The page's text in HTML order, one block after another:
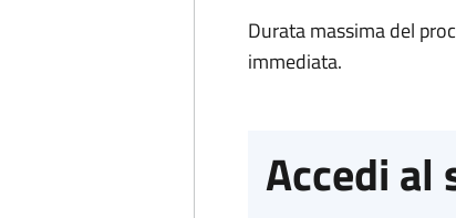
Durata massima del
immediata.
Accedi al